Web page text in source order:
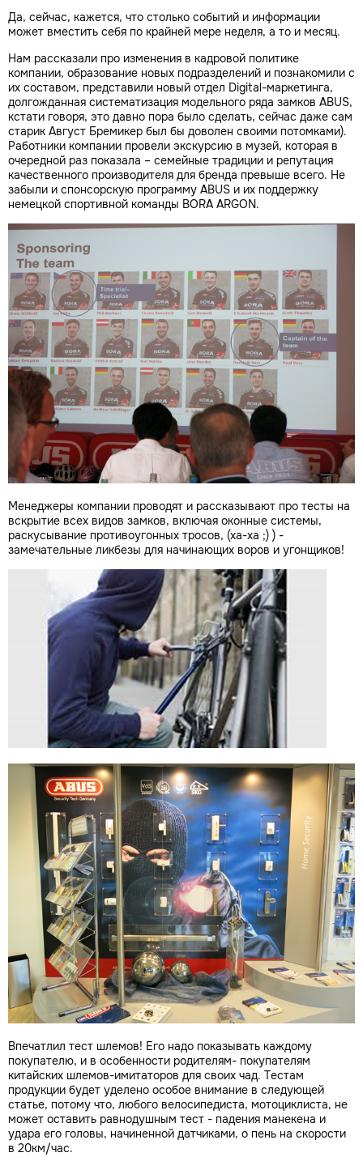
Да, сейчас, кажется, что столько событий и информации
может вместить себя по крайней мере неделя, а то и месяц.
Нам рассказали про изменения в кадровой политике
компании, образование новых подразделений и познакомили с
их составом, представили новый отдел Digital-маркетинга,
долгожданная систематизация модельного ряда замков ABUS,
кстати говоря, это давно пора было сделать, сейчас даже сам
старик Август Бремикер был бы доволен своими потомками).
Работники компании провели экскурсию в музей, которая в
очередной раз показала – семейные традиции и репутация
качественного производителя для бренда превыше всего. Не
забыли и спонсорскую программу ABUS и их поддержку
немецкой спортивной команды BORA ARGON.
Менеджеры компании проводят и рассказывают про тесты на
вскрытие всех видов замков, включая оконные системы,
раскусывание противоугонных тросов, (ха-ха ;) ) -
замечательные ликбезы для начинающих воров и угонщиков!
Впечатлил тест шлемов! Его надо показывать каждому
покупателю, и в особенности родителям- покупателям
китайских шлемов-имитаторов для своих чад. Тестам
продукции будет уделено особое внимание в следующей
статье, потому что, любого велосипедиста, мотоциклиста, не
может оставить равнодушным тест - падения манекена и
удара его головы, начиненной датчиками, о пень на скорости
в 20км/час.